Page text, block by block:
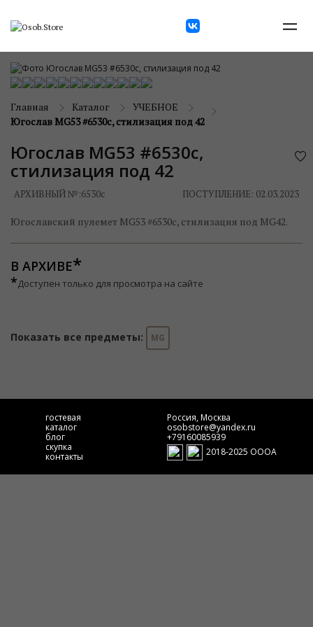
Главная Каталог
УЧЕБНОЕ
Югослав MG53 #6530с, стилизация под 42
Югослав MG53 #6530с,
стилизация под 42
АРХИВНЫЙ №:6530с ПОСТУПЛЕНИЕ: 02.03.2023
Югославский пулемет MG53 #6530с, стилизация под MG42.
В АРХИВЕ
*Доступен только для просмотра на сайте
Показать все предметы: MG
гостевая
каталог
блог
скупка
контакты
Россия, Москва
osobstore@yandex.ru
+79160085939
2018-2025 ОООА